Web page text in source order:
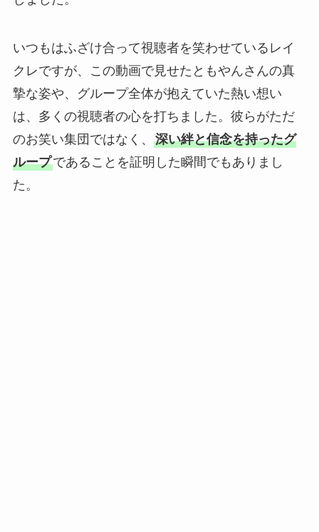
いつもはふざけ合って視聴者を笑わせているレイ
クレですが、この動画で見せたともやんさんの真
摯な姿や、グループ全体が抱えていた熱い想い
は、多くの視聴者の心を打ちました。彼らがただ
のお笑い集団ではなく、 深い絆と信念を持ったグ
ループであることを証明した瞬間でもありまし
た。